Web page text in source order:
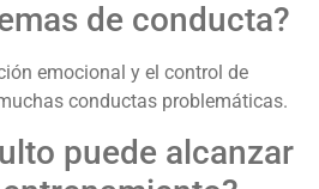
de conducta?
emocional y el control de
conductas problemáticas.
puede alcanzar